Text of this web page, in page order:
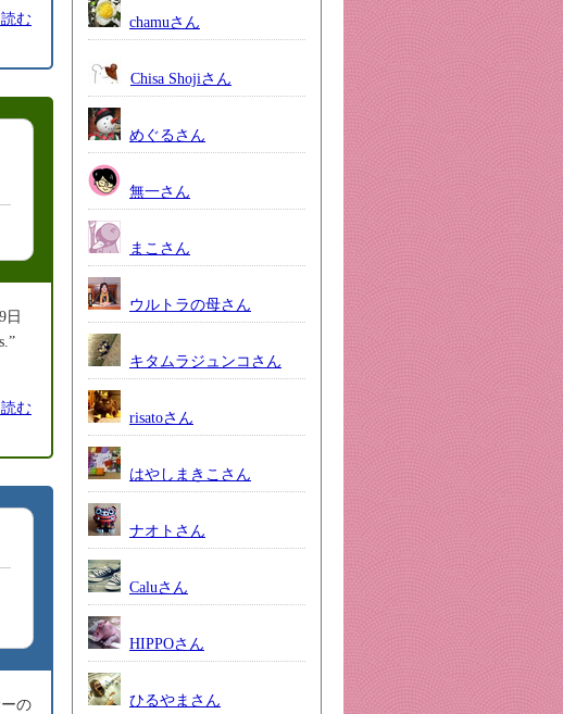
む
日
む
の
chamuさん
Chisa Shojiさん
めぐるさん
無一さん
まこさん
ウルトラの母さん
キタムラジュンコさん
risatoさん
はやしまきこさん
ナオトさん
Caluさん
HIPPOさん
ひるやまさん